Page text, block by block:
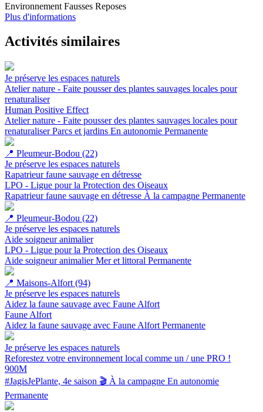
Environnement Fausses Reposes
Plus d'informations
Activités similaires
Je préserve les espaces naturels
Atelier nature - Faite pousser des plantes sauvages locales pour
renaturaliser
Human Positive Effect
Atelier nature - Faite pousser des plantes sauvages locales pour
renaturaliser Parcs et jardins En autonomie Permanente
📍 Pleumeur-Bodou (22)
Je préserve les espaces naturels
Rapatrieur faune sauvage en détresse
LPO - Ligue pour la Protection des Oiseaux
Rapatrieur faune sauvage en détresse À la campagne Permanente
📍 Pleumeur-Bodou (22)
Je préserve les espaces naturels
Aide soigneur animalier
LPO - Ligue pour la Protection des Oiseaux
Aide soigneur animalierMer et littoral Permanente
📍 Maisons-Alfort (94)
Je préserve les espaces naturels
Aidez la faune sauvage avec Faune Alfort
Faune Alfort
Aidez la faune sauvage avec Faune Alfort Permanente
Je préserve les espaces naturels
Reforestez votre environnement local comme un / une PRO !
900M
#JagisJePlante, 4e saison 🎬 À la campagne En autonomie
Permanente